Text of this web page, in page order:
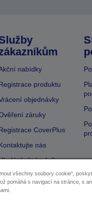
nabídky
produktu
objednávky
záruky
CoverPlus
nás
obchodníka
všechny soubory cookie“,
pomáhá s navigací na stránce, s